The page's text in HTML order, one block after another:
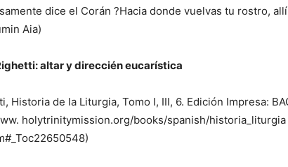
dice el Corán ?Hacia donde vuelvas tu rostro,
Aia)
altar y direccién eucarística
Historia de la Liturgia, Tomo I, III, 6. Edición Impresa:
holytrinitymission.org/books/spanish/historia_liturgia